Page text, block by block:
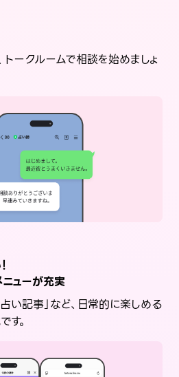
トークルームで相談を始めましょ
ューが充実
占い記事」など、日常的に楽しめる
す。